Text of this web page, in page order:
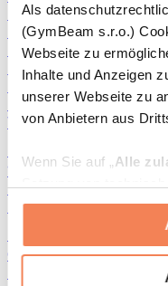
Als
(GymBeam s.r.o.)
Webseite zu
Inhalte und Anzeigen
unserer Webseite zu
von Anbietern aus
Wenn Sie auf „Alle
(insbesondere zu
„notwendige“
Webseite erforderlich
Fisch-Produkte
Fertiggerichte
Eier-Produkte
Brot & Gebäck
Hülsenfrüchte
Weitere Fitness-Foods
100 % Nussbutter
Süße Nussbutter
Protein-Nussbutter
Grüne Superfoods